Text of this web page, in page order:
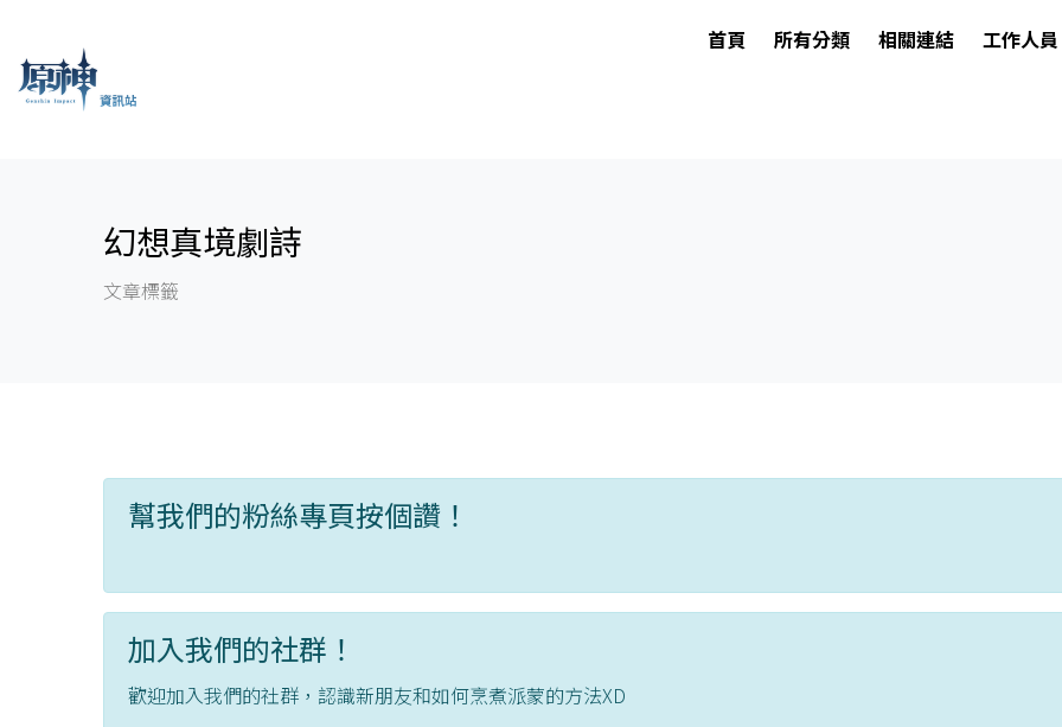
首頁 所有分類 相關連結 工作人員
幻想真境劇詩
文章標籤
幫我們的粉絲專頁按個讚！
加入我們的社群！
歡迎加入我們的社群，認識新朋友和如何烹煮派蒙的方法XD